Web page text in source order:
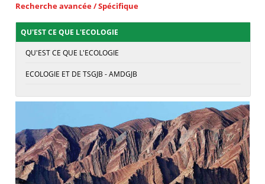
Recherche avancée / Spécifique
QU'EST CE QUE L'ECOLOGIE
QU'EST CE QUE L'ECOLOGIE
ECOLOGIE ET DE TSGJB - AMDGJB